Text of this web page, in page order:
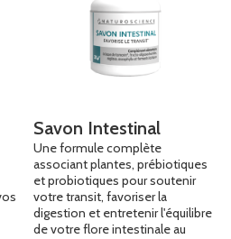
Savon Intestinal
Une formule complète
associant plantes, prébiotiques
et probiotiques pour soutenir
votre transit, favoriser la
digestion et entretenir l'équilibre
de votre flore intestinale au